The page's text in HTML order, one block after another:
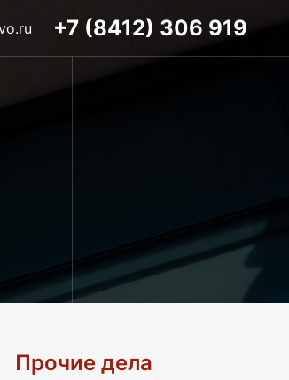
+7 (8412) 306 919
Прочие дела